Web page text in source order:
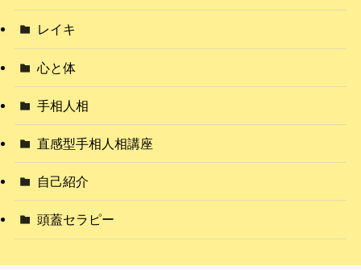
レイキ
心と体
手相人相
直感型手相人相講座
自己紹介
頭蓋セラピー